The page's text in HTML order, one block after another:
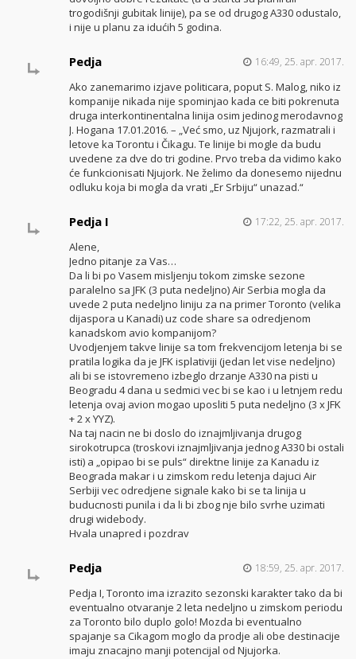
trogodišnji gubitak linije), pa se od drugog A330 odustalo,
i nije u planu za idućih 5 godina.
Pedja 16:49, 25. apr. 2017.
Ako zanemarimo izjave politicara, poput S. Malog, niko iz
kompanije nikada nije spominjao kada ce biti pokrenuta
druga interkontinentalna linija osim jedinog merodavnog
J. Hogana 17.01.2016. – „Već smo, uz Njujork, razmatrali i
letove ka Torontu i Čikagu. Te linije bi mogle da budu
uvedene za dve do tri godine. Prvo treba da vidimo kako
će funkcionisati Njujork. Ne želimo da donesemo nijednu
odluku koja bi mogla da vrati „Er Srbiju“ unazad.“
Pedja I 17:22, 25. apr. 2017.
Alene,
Jedno pitanje za Vas…
Da li bi po Vasem misljenju tokom zimske sezone
paralelno sa JFK (3 puta nedeljno) Air Serbia mogla da
uvede 2 puta nedeljno liniju za na primer Toronto (velika
dijaspora u Kanadi) uz code share sa odredjenom
kanadskom avio kompanijom?
Uvodjenjem takve linije sa tom frekvencijom letenja bi se
pratila logika da je JFK isplativiji (jedan let vise nedeljno)
ali bi se istovremeno izbeglo drzanje A330 na pisti u
Beogradu 4 dana u sedmici vec bi se kao i u letnjem redu
letenja ovaj avion mogao uposliti 5 puta nedeljno (3 x JFK
+ 2 x YYZ).
Na taj nacin ne bi doslo do iznajmljivanja drugog
sirokotrupca (troskovi iznajmljivanja jednog A330 bi ostali
isti) a „opipao bi se puls“ direktne linije za Kanadu iz
Beograda makar i u zimskom redu letenja dajuci Air
Serbiji vec odredjene signale kako bi se ta linija u
buducnosti punila i da li bi zbog nje bilo svrhe uzimati
drugi widebody.
Hvala unapred i pozdrav
Pedja 18:59, 25. apr. 2017.
Pedja I, Toronto ima izrazito sezonski karakter tako da bi
eventualno otvaranje 2 leta nedeljno u zimskom periodu
za Toronto bilo duplo golo! Mozda bi eventualno
spajanje sa Cikagom moglo da prodje ali obe destinacije
imaju znacajno manji potencijal od Njujorka.